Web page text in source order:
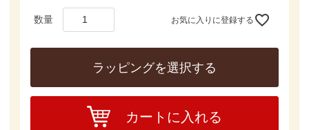
お気に入りに登録する
ラッピングを選択する
カートに入れる